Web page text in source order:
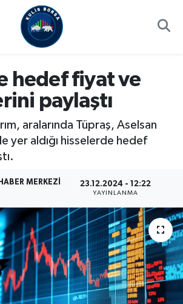
hedef fiyat ve
paylaştı
aralarında Tüpraş, Aselsan
yer aldığı hisselerde hedef
MERKEZI 23.12.2024 - 12:22
YAYINLANMA
Durumu ve Fikstür